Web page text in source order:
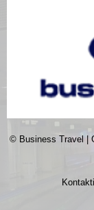
© Business Travel |